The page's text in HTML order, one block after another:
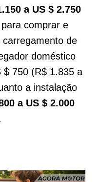
a US $ 2.750
comprar e
de
doméstico
$ 750 (R$ 1.835 a
a instalação
a US $ 2.000